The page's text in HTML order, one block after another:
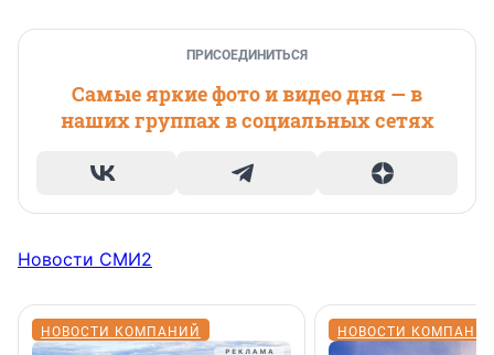
ПРИСОЕДИНИТЬСЯ
Самые яркие фото и видео дня — в
наших группах в социальных сетях
Новости СМИ2
НОВОСТИ КОМПАНИЙ НОВОСТИ